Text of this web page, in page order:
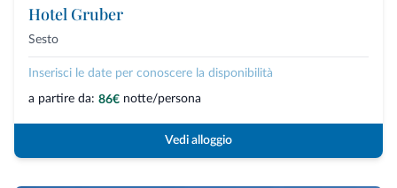
Hotel Gruber
Sesto
Inserisci le date per conoscere la disponibilità
a partire da: 86€ notte/persona
Vedi alloggio